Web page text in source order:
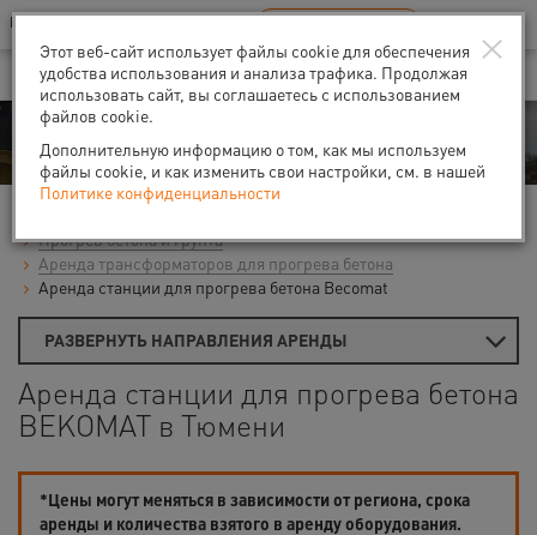
Ваш город:Тюмень
В Вашем регионе нет наших офисов RU EN
Аренда
Прогрев бетона и грунта
Аренда трансформаторов для прогрева бетона
Аренда станции для прогрева бетона Becomat
РАЗВЕРНУТЬ НАПРАВЛЕНИЯ АРЕНДЫ
Аренда станции для прогрева бетона
BEKOMAT в Тюмени
*Цены могут меняться в зависимости от региона, срока
аренды и количества взятого в аренду оборудования.
×
Этот веб-сайт использует файлы cookie для обеспечения
удобства использования и анализа трафика. Продолжая
использовать сайт, вы соглашаетесь с использованием
файлов cookie.
Дополнительную информацию о том, как мы используем
файлы cookie, и как изменить свои настройки, см. в нашей
Политике конфиденциальности